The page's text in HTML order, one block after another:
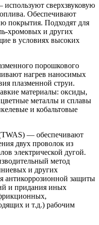
сверхзвуковую
Обеспечивают
покрытия. Подходят для
хромовых и других
в условиях высоких
порошкового
нагрев наносимых
плазменной струи.
материалы: оксиды,
металлы и сплавы
и кобальтовые
— обеспечивают
двух проволок из
электрической дугой.
метод
и других
антикоррозионной защиты
и придания иных
и т.д.) рабочим